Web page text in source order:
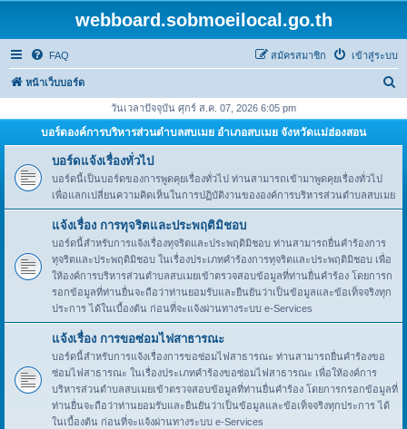
webboard.sobmoeilocal.go.th
FAQ เข้าสู่ระบบ
สมัครสมาชิก
หน้าเว็บบอร์ด
า
วันเวลาปัจจุบัน ศุกร์ ส.ค. 07, 2026 6:05 pm
บอร์ดองค์การบริหารส่วนตำบลสบเมย อำเภอสบเมย จังหวัดแม่ฮ่องสอน
บอร์ดแจ้งเรื่องทั่วไป
บอร์ดนี้เป็นบอร์ดของการพูดคุยเรื่องทั่วไป ท่านสามารถเข้ามาพูดคุยเรื่องทั่วไป
เพื่อแลกเปลี่ยนความคิดเห็นในการปฏิบัติงานขององค์การบริหารส่วนตำบลสบเมย
แจ้งเรื่อง การทุจริตและประพฤติมิชอบ
บอร์ดนี้สำหรับการแจ้งเรื่องทุจริตและประพฤติมิชอบ ท่านสามารถยื่นคำร้องการ
ทุจริตและประพฤติมิชอบ ในเรื่องประเภทคำร้องการทุจริตและประพฤติมิชอบ เพื่อ
ให้องค์การบริหารส่วนตำบลสบเมยเข้าตรวจสอบข้อมูลที่ท่านยื่นคำร้อง โดยการก
รอกข้อมูลที่ท่านยื่นจะถือว่าท่านยอมรับและยืนยันว่าเป็นข้อมูลและข้อเท็จจริงทุก
ประการ ได้ในเบื้องต้น ก่อนที่จะแจ้งผ่านทางระบบ e-Services
แจ้งเรื่อง การขอซ่อมไฟสาธารณะ
บอร์ดนี้สำหรับการแจ้งเรื่องการขอซ่อมไฟสาธารณะ ท่านสามารถยื่นคำร้องขอ
ซ่อมไฟสาธารณะ ในเรื่องประเภทคำร้องขอซ่อมไฟสาธารณะ เพื่อให้องค์การ
บริหารส่วนตำบลสบเมยเข้าตรวจสอบข้อมูลที่ท่านยื่นคำร้อง โดยการกรอกข้อมูลที่
ท่านยื่นจะถือว่าท่านยอมรับและยืนยันว่าเป็นข้อมูลและข้อเท็จจริงทุกประการ ได้
ในเบื้องต้น ก่อนที่จะแจ้งผ่านทางระบบ e-Services